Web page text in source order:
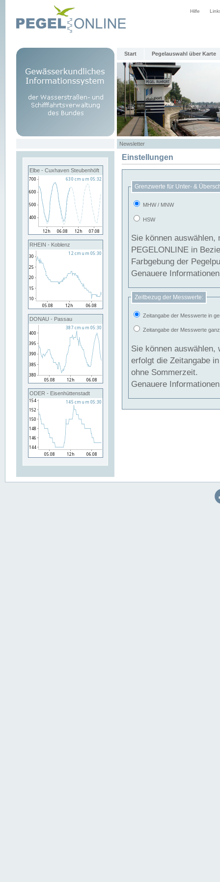
Hilfe
Start Pegelauswahl über Karte
Newsletter
Elbe - Cuxhaven Steubenhöft
RHEIN - Koblenz
DONAU - Passau
ODER - Eisenhüttenstadt
Einstellungen
Grenzwerte für Unter- &
MHW / MNW
HSW
Sie können
PEGELONLINE in Beziehung
Farbgebung der
Genauere
Zeitbezug der Messwerte:
Zeitangabe der Messwerte in
Zeitangabe der Messwerte
Sie können auswählen,
erfolgt die Zeitangabe
ohne Sommerzeit.
Genauere